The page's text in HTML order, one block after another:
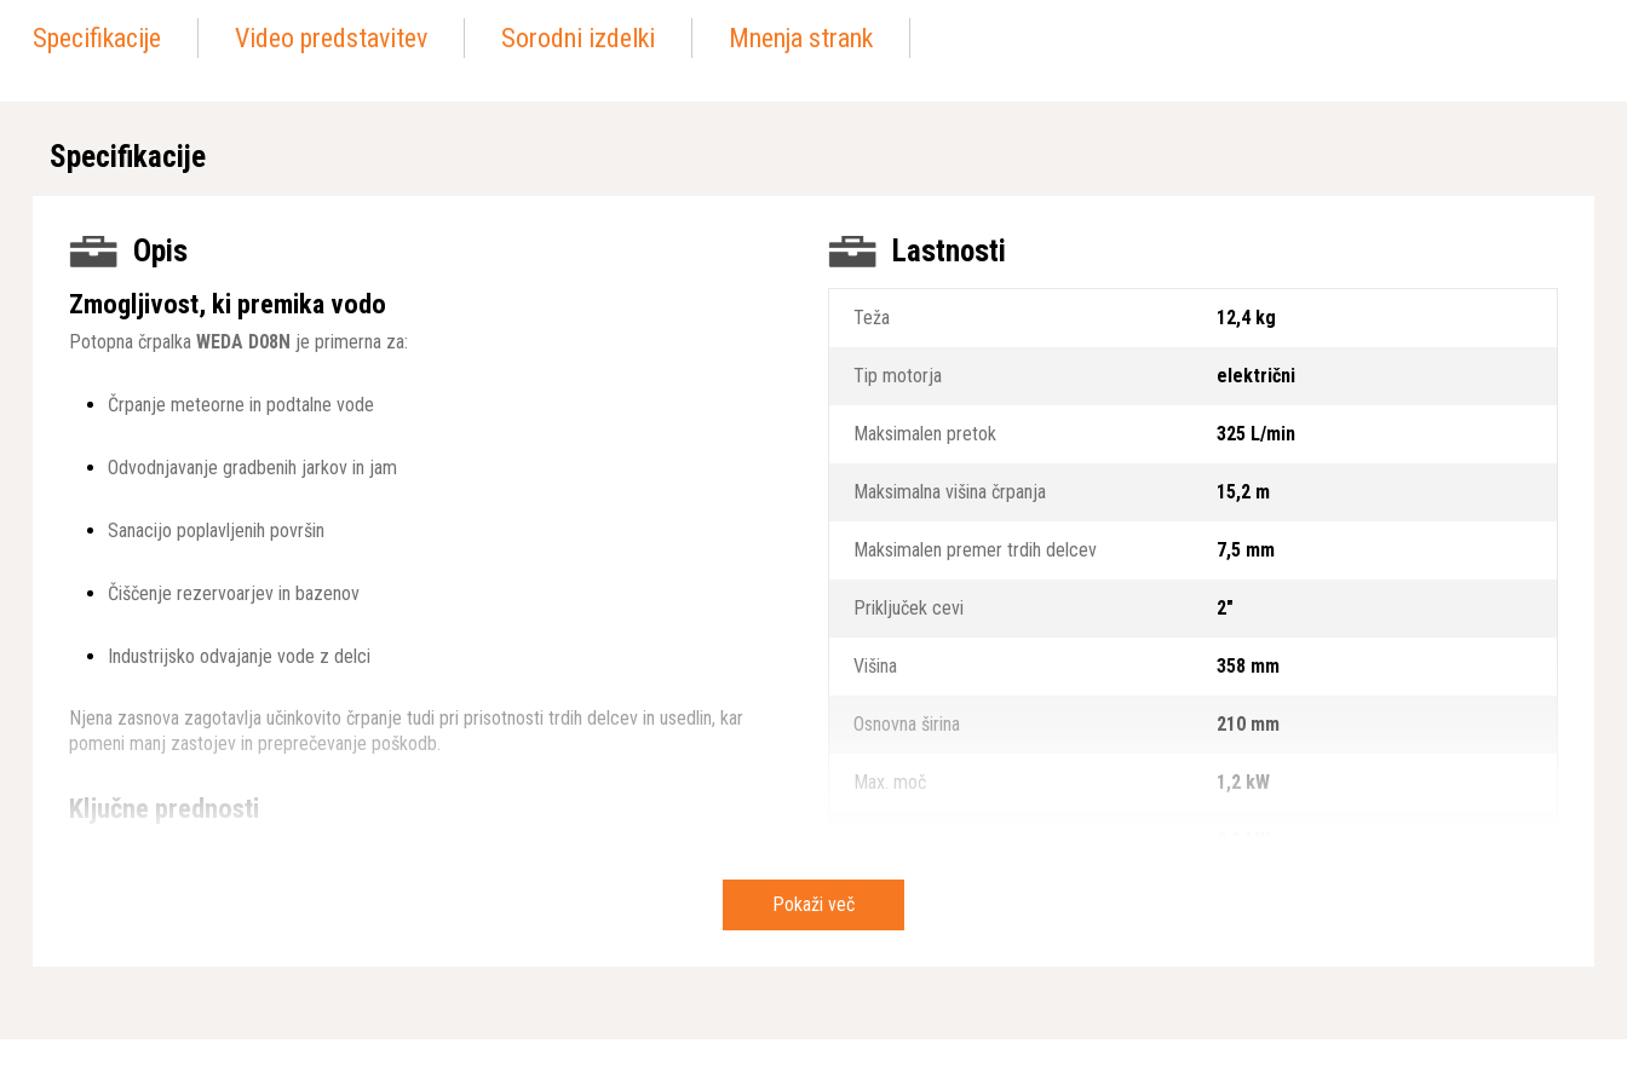
Specifikacije Video predstavitev Sorodni izdelki Mnenja strank
Specifikacije
Opis
Zmogljivost, ki premika vodo
Potopna črpalka WEDA D08N je primerna za:
Črpanje meteorne in podtalne vode
Odvodnjavanje gradbenih jarkov in jam
Sanacijo poplavljenih površin
Čiščenje rezervoarjev in bazenov
Industrijsko odvajanje vode z delci
Njena zasnova zagotavlja učinkovito črpanje tudi pri prisotnosti trdih delcev in usedlin, kar
pomeni manj zastojev in preprečevanje poškodb.
Ključne prednosti
– toplotna zaščita in stabilno delovanje tudi pri visokih obremenitvah.
Lastnosti
Teža 12,4 kg
Tip motorja električni
Maksimalen pretok 325 L/min
Maksimalna višina črpanja 15,2 m
Maksimalen premer trdih delcev 7,5 mm
Priključek cevi 2"
Višina 358 mm
Osnovna širina 210 mm
Max. moč 1,2 kW
Premer košare
Pokaži več